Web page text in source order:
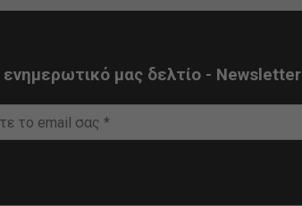
μας δελτίο - Newsletter